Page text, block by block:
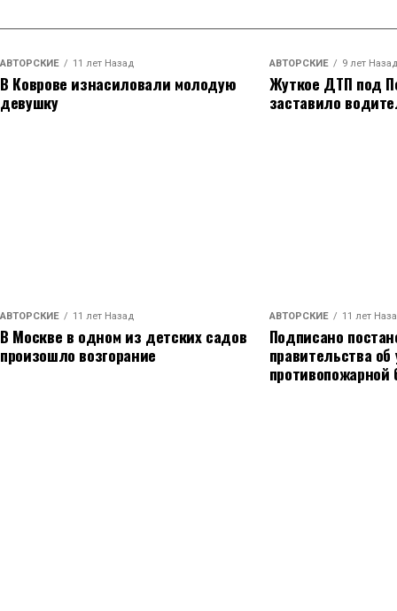
АВТОРСКИЕ 11 лет Назад
В Коврове изнасиловали молодую
девушку
АВТОРСКИЕ 9 лет Назад
Жуткое ДТП под
заставило
АВТОРСКИЕ 11 лет Назад
В Москве в одном из детских садов
произошло возгорание
АВТОРСКИЕ 11 лет
Подписано
правительства
противопожарной